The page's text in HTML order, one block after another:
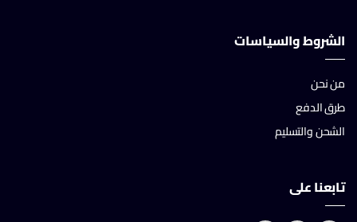
الشروط والسياسات
من نحن
طرق الدفع
الشحن والتسليم
تابعنا على